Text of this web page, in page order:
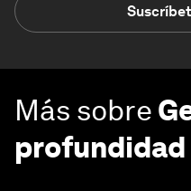
Más sobre
profundidad